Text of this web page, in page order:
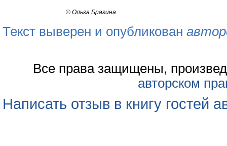
© Ольга Брагина
Текст выверен и опубликован
Все права защищены,
авторском
Написать отзыв в книгу гостей